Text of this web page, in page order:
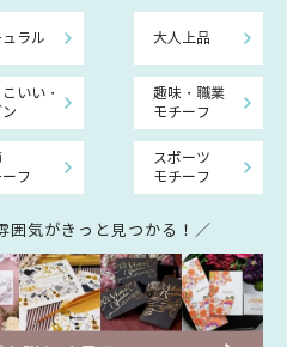
ラル 大人上品
いい・
趣味・職業
モチーフ
フ
スポーツ
モチーフ
囲気がきっと見つかる！／